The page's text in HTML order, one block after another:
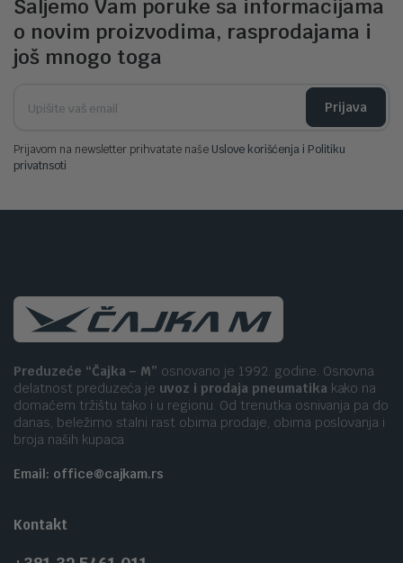
Šaljemo Vam poruke sa informacijama
o novim proizvodima, rasprodajama i
još mnogo toga
Prijava
Prijavom na newsletter prihvatate naše Uslove korišćenja i Politiku
privatnsoti
Preduzeće “Čajka – M” osnovano je 1992. godine. Osnovna
delatnost preduzeća je uvoz i prodaja pneumatika kako na
domaćem tržištu tako i u regionu. Od trenutka osnivanja pa do
danas, beležimo stalni rast obima prodaje, obima poslovanja i
broja naših kupaca
Email: office@cajkam.rs
Kontakt